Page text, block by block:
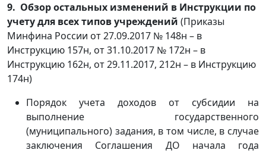
9. Обзор остальных изменений в Инструкции по
учету для всех типов учреждений (Приказы
Минфина России от 27.09.2017 № 148н – в
Инструкцию 157н, от 31.10.2017 № 172н – в
Инструкцию 162н, от 29.11.2017, 212н – в Инструкцию
174н)
Порядок учета доходов от субсидии на
выполнение государственного
(муниципального) задания, в том числе, в случае
заключения Соглашения ДО начала года